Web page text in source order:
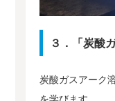
３．「炭酸
炭酸ガスアーク